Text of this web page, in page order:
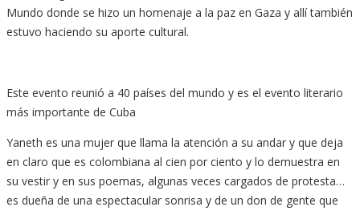
Mundo donde se hizo un homenaje a la paz en Gaza y allí también
estuvo haciendo su aporte cultural.
Este evento reunió a 40 países del mundo y es el evento literario
más importante de Cuba
Yaneth es una mujer que llama la atención a su andar y que deja
en claro que es colombiana al cien por ciento y lo demuestra en
su vestir y en sus poemas, algunas veces cargados de protesta…
es dueña de una espectacular sonrisa y de un don de gente que